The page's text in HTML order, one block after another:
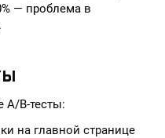
— проблема в
A/B-тесты:
на главной странице